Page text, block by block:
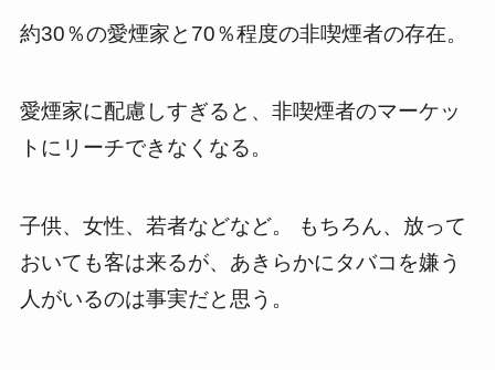
約30％の愛煙家と70％程度の非喫煙者の存在。
愛煙家に配慮しすぎると、非喫煙者のマーケッ
トにリーチできなくなる。
子供、女性、若者などなど。 もちろん、放って
おいても客は来るが、あきらかにタバコを嫌う
人がいるのは事実だと思う。